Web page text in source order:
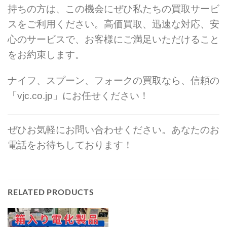
持ちの方は、この機会にぜひ私たちの買取サービ
スをご利用ください。高価買取、迅速な対応、安
心のサービスで、お客様にご満足いただけること
をお約束します。
ナイフ、スプーン、フォークの買取なら、信頼の
「vjc.co.jp」にお任せください！
ぜひお気軽にお問い合わせください。あなたのお
電話をお待ちしております！
RELATED PRODUCTS